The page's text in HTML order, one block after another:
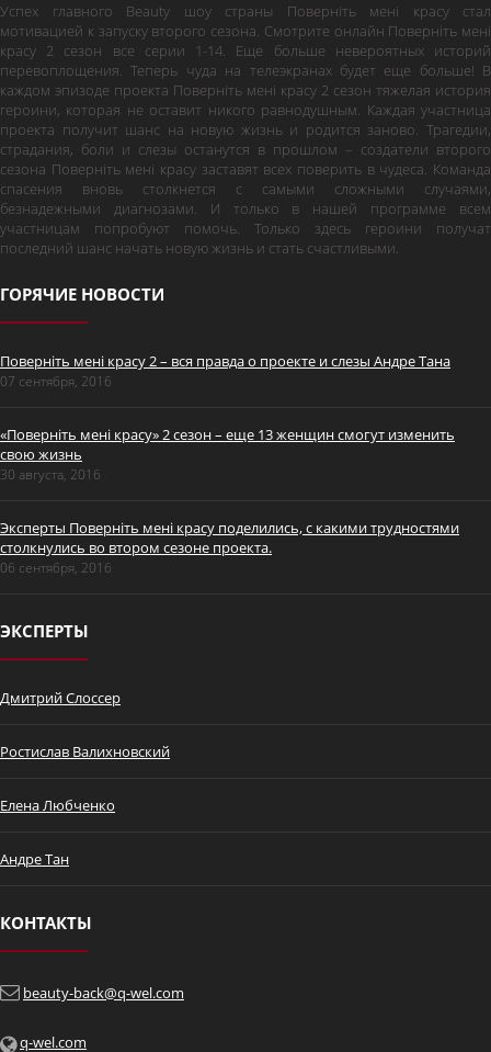
Успех главного Beauty шоу страны Поверніть мені красу стал
мотивацией к запуску второго сезона. Смотрите онлайн Поверніть мені
красу 2 сезон все серии 1-14. Еще больше невероятных историй
перевоплощения. Теперь чуда на телеэкранах будет еще больше! В
каждом эпизоде проекта Поверніть мені красу 2 сезон тяжелая история
героини, которая не оставит никого равнодушным. Каждая участница
проекта получит шанс на новую жизнь и родится заново. Трагедии,
страдания, боли и слезы останутся в прошлом – создатели второго
сезона Поверніть мені красу заставят всех поверить в чудеса. Команда
спасения вновь столкнется с самыми сложными случаями,
безнадежными диагнозами. И только в нашей программе всем
участницам попробуют помочь. Только здесь героини получат
последний шанс начать новую жизнь и стать счастливыми.
ГОРЯЧИЕ НОВОСТИ
Поверніть мені красу 2 – вся правда о проекте и слезы Андре Тана
07 сентября, 2016
«Поверніть мені красу» 2 сезон – еще 13 женщин смогут изменить
свою жизнь
30 августа, 2016
Эксперты Поверніть мені красу поделились, с какими трудностями
столкнулись во втором сезоне проекта.
06 сентября, 2016
ЭКСПЕРТЫ
Дмитрий Слоссер
Ростислав Валихновский
Елена Любченко
Андре Тан
КОНТАКТЫ
beauty-back@q-wel.com
q-wel.com